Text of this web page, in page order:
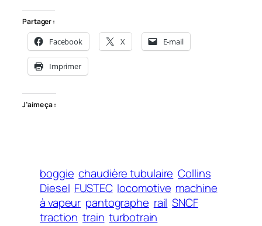
Partager :
Facebook X E-mail
Imprimer
J’aime ça :
boggie chaudière tubulaire Collins
Diesel FUSTEC locomotive machine
à vapeur pantographe rail SNCF
traction train turbotrain